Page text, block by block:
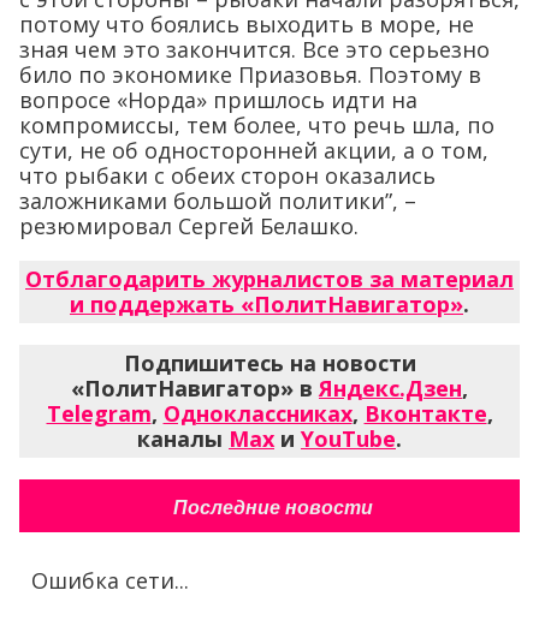
потому что боялись выходить в море, не
зная чем это закончится. Все это серьезно
било по экономике Приазовья. Поэтому в
вопросе «Норда» пришлось идти на
компромиссы, тем более, что речь шла, по
сути, не об односторонней акции, а о том,
что рыбаки с обеих сторон оказались
заложниками большой политики”, –
резюмировал Сергей Белашко.
Отблагодарить журналистов за материал
и поддержать «ПолитНавигатор».
Подпишитесь на новости
«ПолитНавигатор» вЯндекс.Дзен,
Telegram, Одноклассниках, Вконтакте,
каналы Max и YouTube.
Последние новости
Ошибка сети...